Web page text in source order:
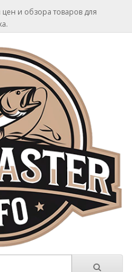
и обзора товаров для